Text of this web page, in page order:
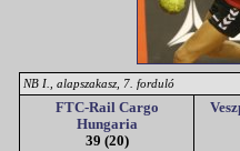
NB I., alapszakasz, 7. forduló
FTC-Rail Cargo
Hungaria
39 (20)